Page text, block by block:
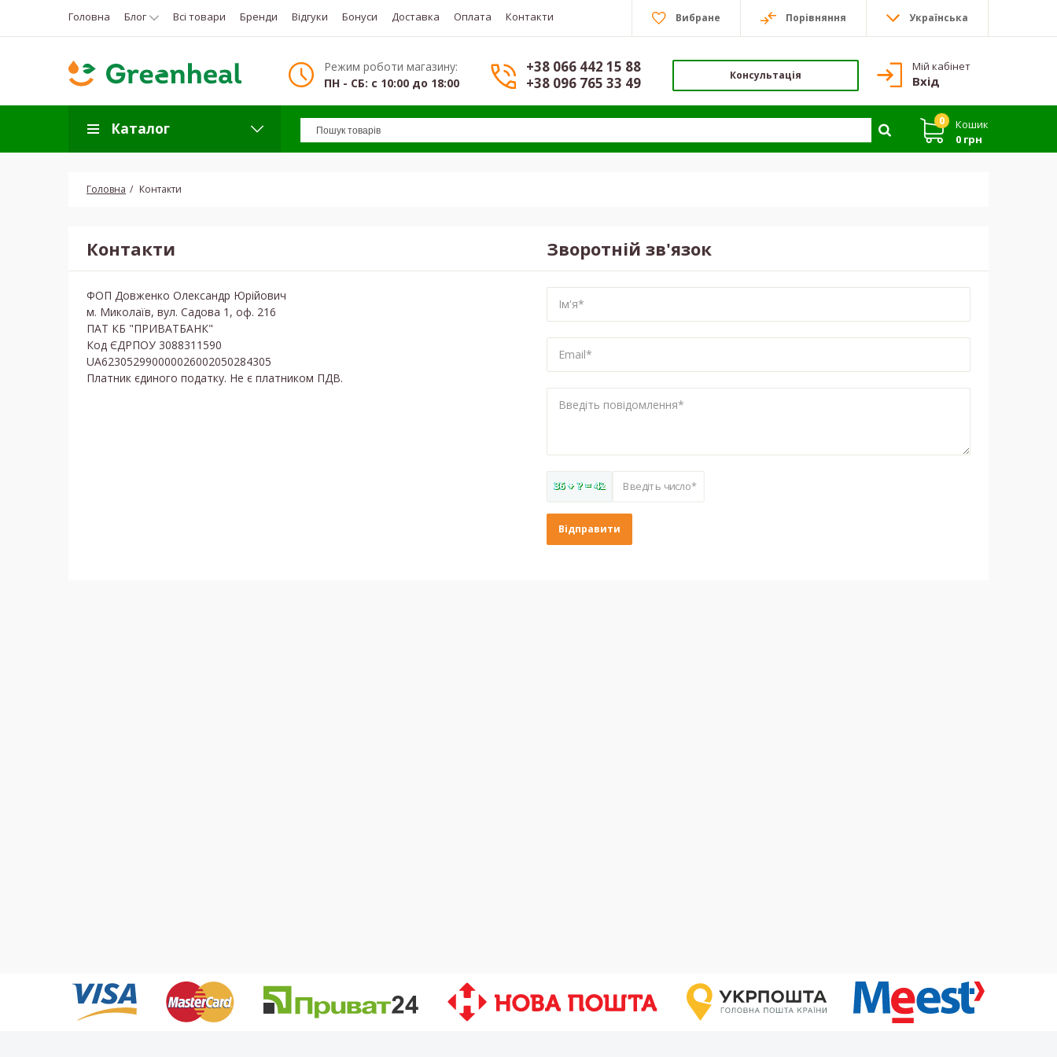
Головна Блог Всі товари Бренди Відгуки Бонуси Доставка Оплата Контакти Вибране Порівняння Українська
Мій кабінет
Вхід
Режим роботи магазину:
ПН - СБ: с 10:00 до 18:00
+38 066 442 15 88
+38 096 765 33 49
Консультація
0
Кошик
0 грн
Каталог
Головна Контакти
Контакти
ФОП Довженко Олександр Юрійович
м. Миколаїв, вул. Садова 1, оф. 216
ПАТ КБ "ПРИВАТБАНК"
Код ЄДРПОУ 3088311590
UA623052990000026002050284305
Платник єдиного податку. Не є платником ПДВ.
Зворотній зв'язок
Ім'я*
Email*
Введіть повідомлення*
36 + ? = 42 Введіть число*